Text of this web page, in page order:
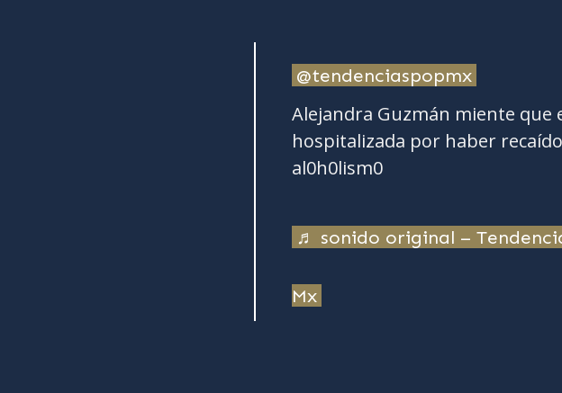
@tendenciaspopmx
Alejandra Guzmán miente que
hospitalizada por haber
al0h0lism0
♬ sonido original –
Mx